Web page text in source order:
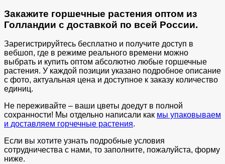
Закажите горшечные растения оптом из
Голландии с доставкой по всей России.
Зарегистрируйтесь бесплатно и получите доступ в
вебшоп, где в режиме реального времени можно
выбрать и купить оптом абсолютно любые горшечные
растения. У каждой позиции указано подробное описание
с фото, актуальная цена и доступное к заказу количество
единиц.
Не переживайте – ваши цветы доедут в полной
сохранности! Мы отдельно написали как мы упаковываем
и доставляем горчечные растения.
Если вы хотите узнать подробные условия
сотрудничества с нами, то заполните, пожалуйста, форму
ниже.